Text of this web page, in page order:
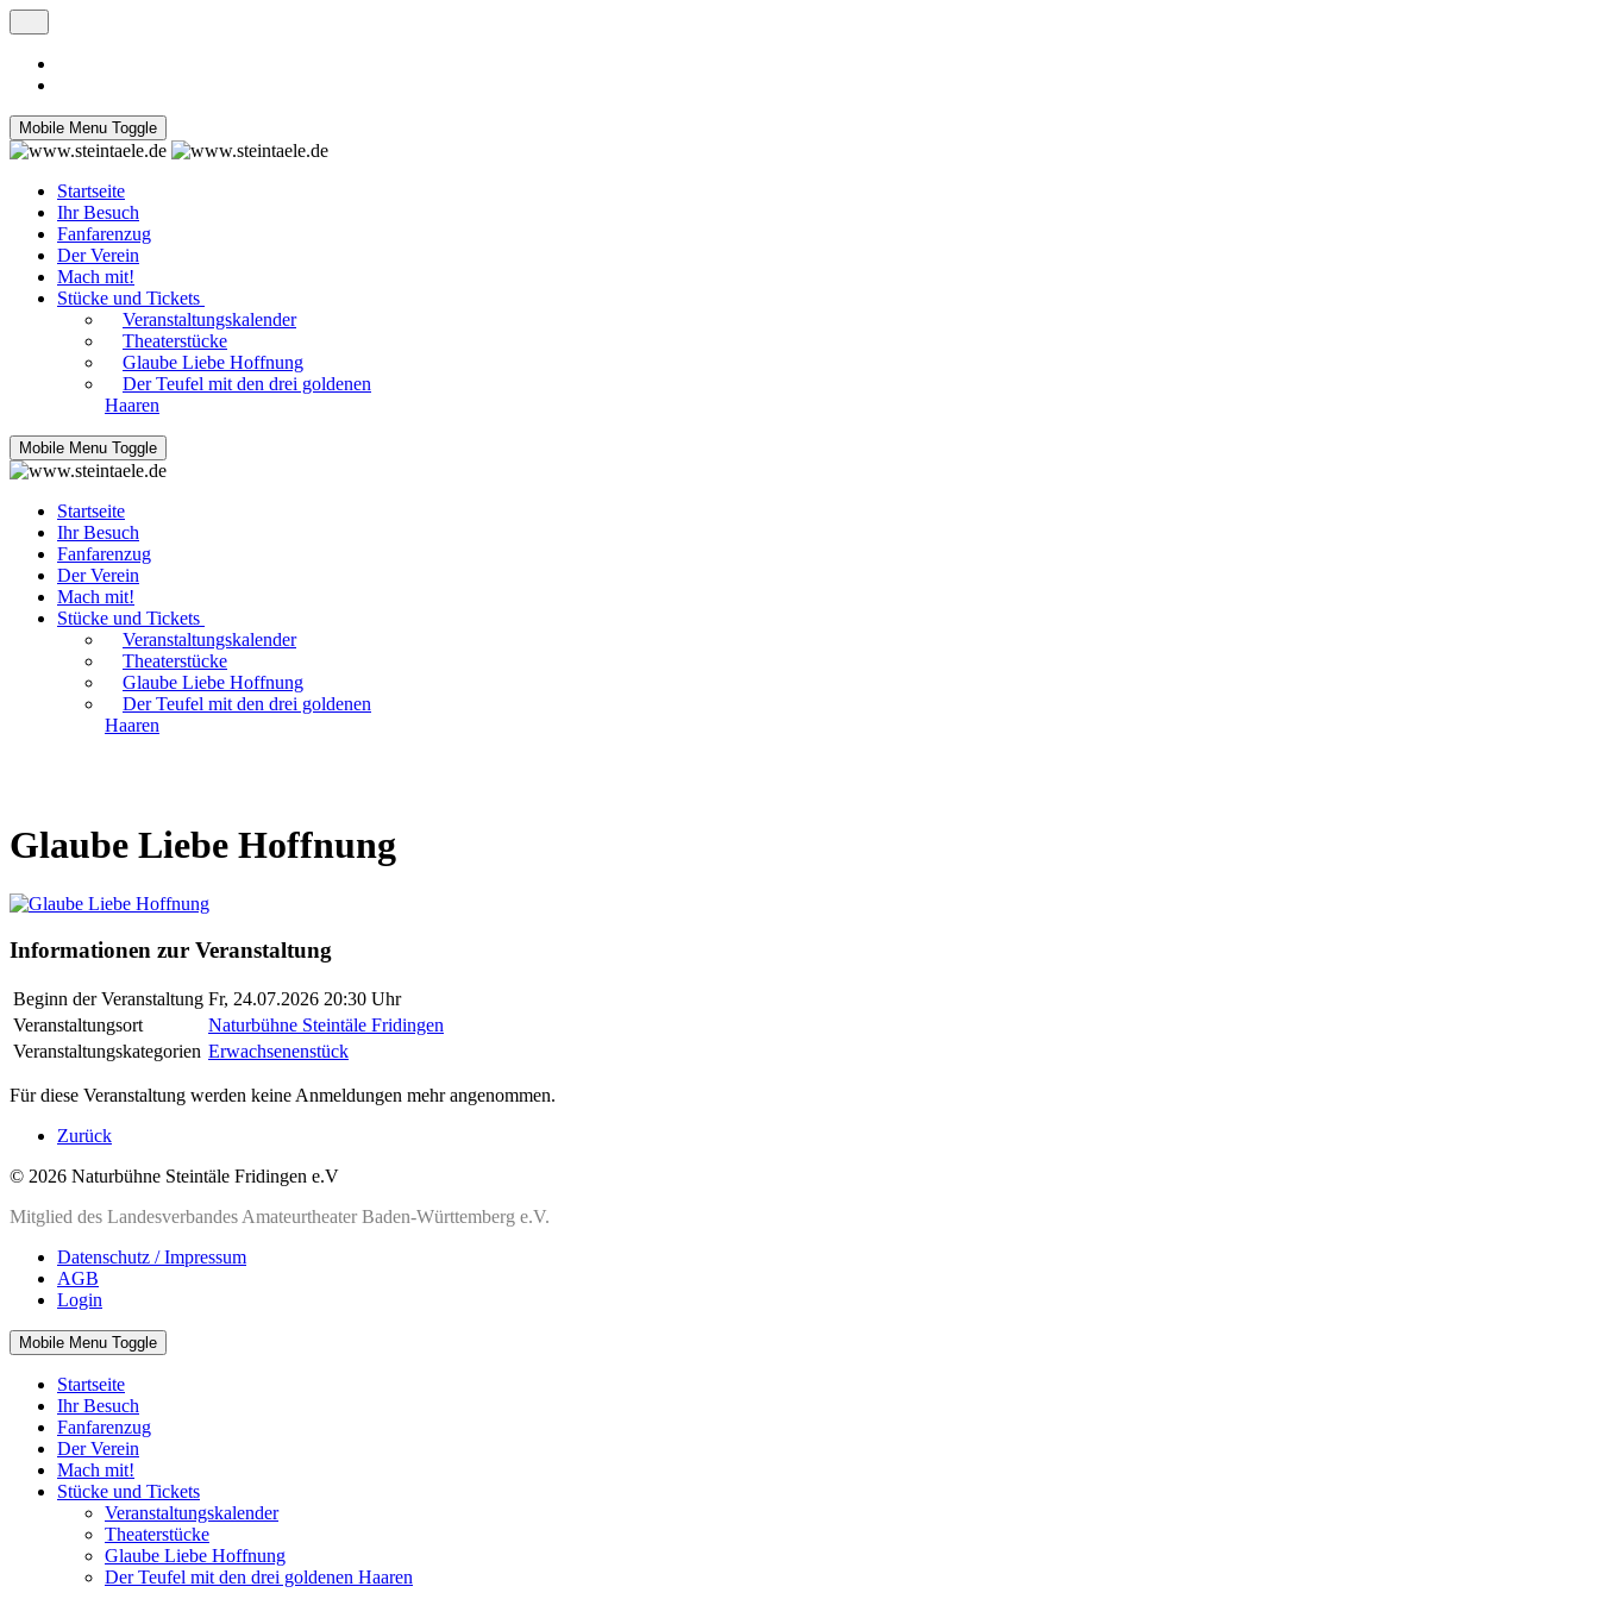
Mobile Menu Toggle
Startseite
Ihr Besuch
Fanfarenzug
Der Verein
Mach mit!
Stücke und Tickets
Veranstaltungskalender
Theaterstücke
Glaube Liebe Hoffnung
Der Teufel mit den drei goldenen
Haaren
Mobile Menu Toggle
Startseite
Ihr Besuch
Fanfarenzug
Der Verein
Mach mit!
Stücke und Tickets
Veranstaltungskalender
Theaterstücke
Glaube Liebe Hoffnung
Der Teufel mit den drei goldenen
Haaren
Glaube Liebe Hoffnung
Informationen zur Veranstaltung
Beginn der Veranstaltung Fr, 24.07.2026 20:30 Uhr
Veranstaltungsort
Naturbühne Steintäle Fridingen
Veranstaltungskategorien Erwachsenenstück
Für diese Veranstaltung werden keine Anmeldungen mehr angenommen.
Zurück
© 2026 Naturbühne Steintäle Fridingen e.V
Mitglied des Landesverbandes Amateurtheater Baden-Württemberg e.V.
Datenschutz / Impressum
AGB
Login
Mobile Menu Toggle
Startseite
Ihr Besuch
Fanfarenzug
Der Verein
Mach mit!
Stücke und Tickets
Veranstaltungskalender
Theaterstücke
Glaube Liebe Hoffnung
Der Teufel mit den drei goldenen Haaren